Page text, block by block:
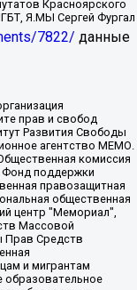
Красноярского
Я.МЫ Сергей Фургал
7822/ данные
Фейгин Марк Захарович, Филимонов Андрей Викторович, Дзугкоева Регина Николаевна, Доброхотов Роман Александрович, Дудь Юрий Александрович, Елкин Сергей Владимирович, Кругликов Кирилл Игоревич, Сабунаева Мария Леонидовна, Семенов Алексей Владимирович, Шаинян Карен Багратович, Шульман Екатерина Михайловна, Асафьев Артур Валерьевич, Вахштайн Виктор Семенович, Венедиктов Алексей Алексеевич, Лушникова Екатерина Евгеньевна, Волков Леонид Михайлович, Невзоров Александр Глебович, Пархоменко Сергей Борисович, Сироткин Ярослав Николаевич, Кара-Мурза Владимир Владимирович, Баранова Наталья Владимировна, Гозман Леонид Яковлевич, Кагарлицкий Борис Юльевич, Климарев Михаил Валерьевич, Милов Владимир Станиславович, Автономная некоммерческая организация Краснодарский центр современного искусства "Типография", Моргенштерн Алишер Тагирович, Соболь Любовь Эдуардовна, Общество с ограниченной ответственностью "ЛИЗА НОРМ", Каспаров Гарри Кимович, Ходорковский Михаил Борисович, Общество с ограниченной ответственностью "Апрельские тезисы", Данилович Ирина Брониславовна, Кашин Олег Владимирович, Петров Николай Владимирович, Пивоваров Алексей Владимирович, Соколов Михаил Владимирович, Цветкова Юлия Владимировна, Чичваркин Евгений Александрович, Комитет против пыток/Команда против пыток, Общество с ограниченной ответственностью "Первый научный", Общество с ограниченной ответственностью "Вертолет и ко", Белоцерковская Вероника Борисовна, Кац Максим Евгеньевич, Лазарева Татьяна Юрьевна, Шаведдинов Руслан Табризович, Яшин Илья Валерьевич, Общество с ограниченной ответственностью "Иноагент ААВ", Алешковский Дмитрий Петрович, Альбац Евгения Марковна, Быков Дмитрий Львович, Галямина Юлия Евгеньевна, Лойко Сергей Леонидович, Мартынов Кирилл Константинович, Медведев Сергей Александрович, Крашенинников Федор Геннадиевич, Гордеева Катерина Вл